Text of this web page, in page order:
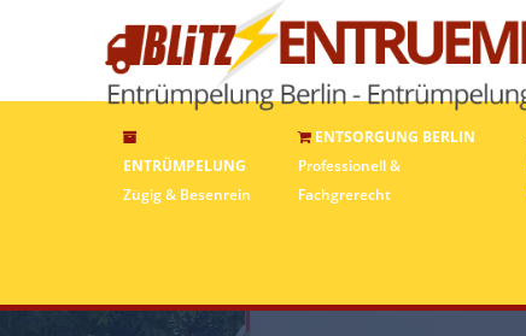
ENTRÜMPELUNG
Zügig & Besenrein
ENTSORGUNG BERLIN
Professionell &
Fachgrerecht